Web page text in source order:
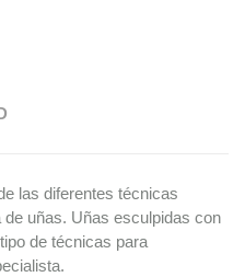
las diferentes técnicas
uñas. Uñas esculpidas con
de técnicas para